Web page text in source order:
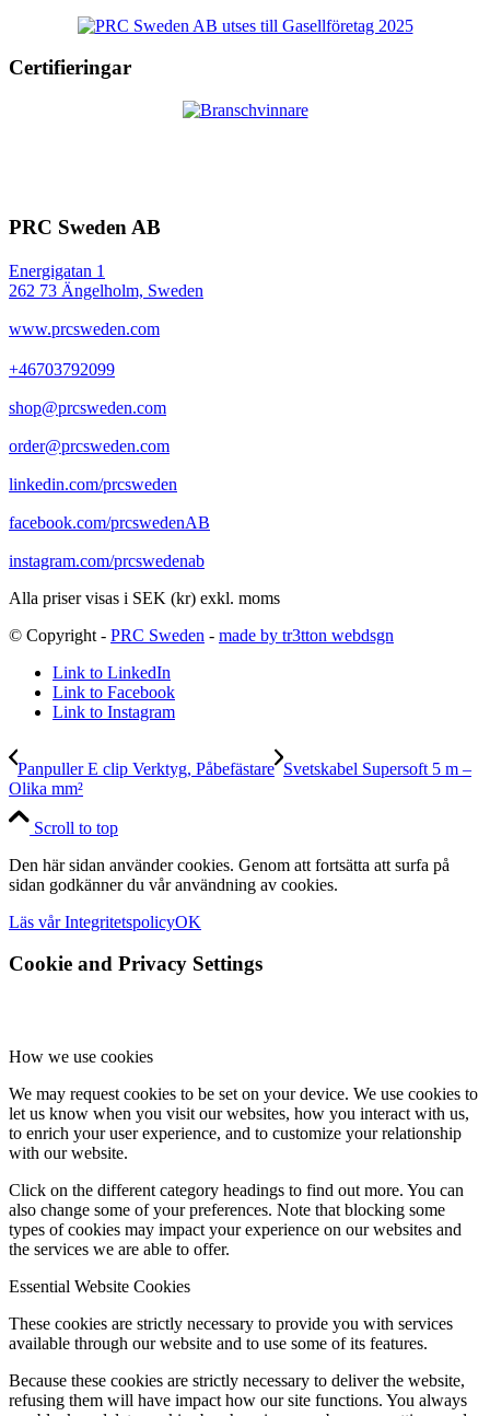
Certifieringar
PRC Sweden AB
Energigatan 1
262 73 Ängelholm, Sweden
www.prcsweden.com
+46703792099
shop@prcsweden.com
order@prcsweden.com
linkedin.com/prcsweden
facebook.com/prcswedenAB
instagram.com/prcswedenab
Alla priser visas i SEK (kr) exkl. moms
© Copyright - PRC Sweden - made by tr3tton webdsgn
Link to LinkedIn
Link to Facebook
Link to Instagram
Panpuller E clip Verktyg, Påbefästare Svetskabel Supersoft 5 m –
Olika mm²
Scroll to top
Den här sidan använder cookies. Genom att fortsätta att surfa på
sidan godkänner du vår användning av cookies.
Läs vår IntegritetspolicyOK
Cookie and Privacy Settings
How we use cookies
We may request cookies to be set on your device. We use cookies to
let us know when you visit our websites, how you interact with us,
to enrich your user experience, and to customize your relationship
with our website.
Click on the different category headings to find out more. You can
also change some of your preferences. Note that blocking some
types of cookies may impact your experience on our websites and
the services we are able to offer.
Essential Website Cookies
These cookies are strictly necessary to provide you with services
available through our website and to use some of its features.
Because these cookies are strictly necessary to deliver the website,
refusing them will have impact how our site functions. You always